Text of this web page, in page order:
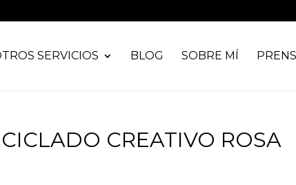
SERVICIOS BLOG SOBRE MÍ
CREATIVO ROSA